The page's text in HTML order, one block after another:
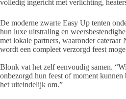
volledig ingericht met verlichting,
De moderne zwarte Easy Up tenten
hun luxe uitstraling en
met lokale partners, waaronder cateraar
wordt een compleet verzorgd feest
Blonk vat het zelf eenvoudig samen.
onbezorgd hun feest of moment kunnen
het uiteindelijk om.”